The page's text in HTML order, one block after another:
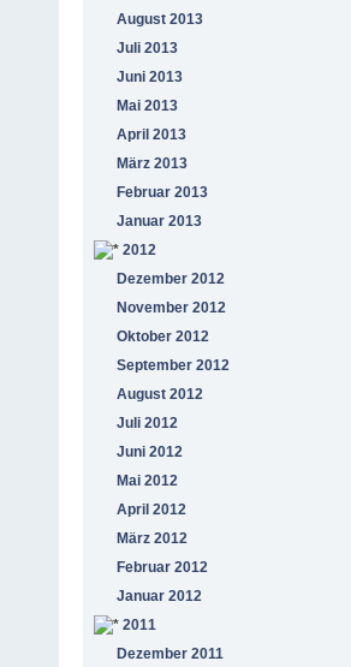
August 2013
Juli 2013
Juni 2013
Mai 2013
April 2013
März 2013
Februar 2013
Januar 2013
2012
Dezember 2012
November 2012
Oktober 2012
September 2012
August 2012
Juli 2012
Juni 2012
Mai 2012
April 2012
März 2012
Februar 2012
Januar 2012
2011
Dezember 2011